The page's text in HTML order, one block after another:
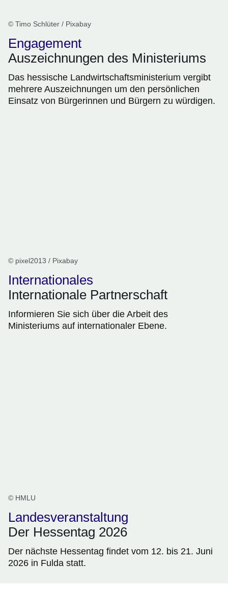
© Timo Schlüter / Pixabay
Engagement
Auszeichnungen des Ministeriums
Das hessische Landwirtschaftsministerium vergibt
mehrere Auszeichnungen um den persönlichen
Einsatz von Bürgerinnen und Bürgern zu würdigen.
© pixel2013 / Pixabay
Internationales
Internationale Partnerschaft
Informieren Sie sich über die Arbeit des
Ministeriums auf internationaler Ebene.
© HMLU
Landesveranstaltung
Der Hessentag 2026
Der nächste Hessentag findet vom 12. bis 21. Juni
2026 in Fulda statt.